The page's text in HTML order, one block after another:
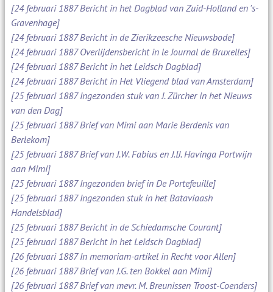
[24 februari 1887 Bericht in het Dagblad van Zuid-Holland en 's-
Gravenhage]
[24 februari 1887 Bericht in de Zierikzeesche Nieuwsbode]
[24 februari 1887 Overlijdensbericht in le Journal de Bruxelles]
[24 februari 1887 Bericht in het Leidsch Dagblad]
[24 februari 1887 Bericht in Het Vliegend blad van Amsterdam]
[25 februari 1887 Ingezonden stuk van J. Zürcher in het Nieuws
van den Dag]
[25 februari 1887 Brief van Mimi aan Marie Berdenis van
Berlekom]
[25 februari 1887 Brief van J.W. Fabius en J.IJ. Havinga Portwijn
aan Mimi]
[25 februari 1887 Ingezonden brief in De Portefeuille]
[25 februari 1887 Ingezonden stuk in het Bataviaash
Handelsblad]
[25 februari 1887 Bericht in de Schiedamsche Courant]
[25 februari 1887 Bericht in het Leidsch Dagblad]
[26 februari 1887 In memoriam-artikel in Recht voor Allen]
[26 februari 1887 Brief van J.G. ten Bokkel aan Mimi]
[26 februari 1887 Brief van mevr. M. Breunissen Troost-Coenders]